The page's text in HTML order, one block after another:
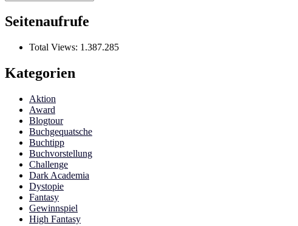
Seitenaufrufe
Total Views: 1.387.285
Kategorien
Aktion
Award
Blogtour
Buchgequatsche
Buchtipp
Buchvorstellung
Challenge
Dark Academia
Dystopie
Fantasy
Gewinnspiel
High Fantasy